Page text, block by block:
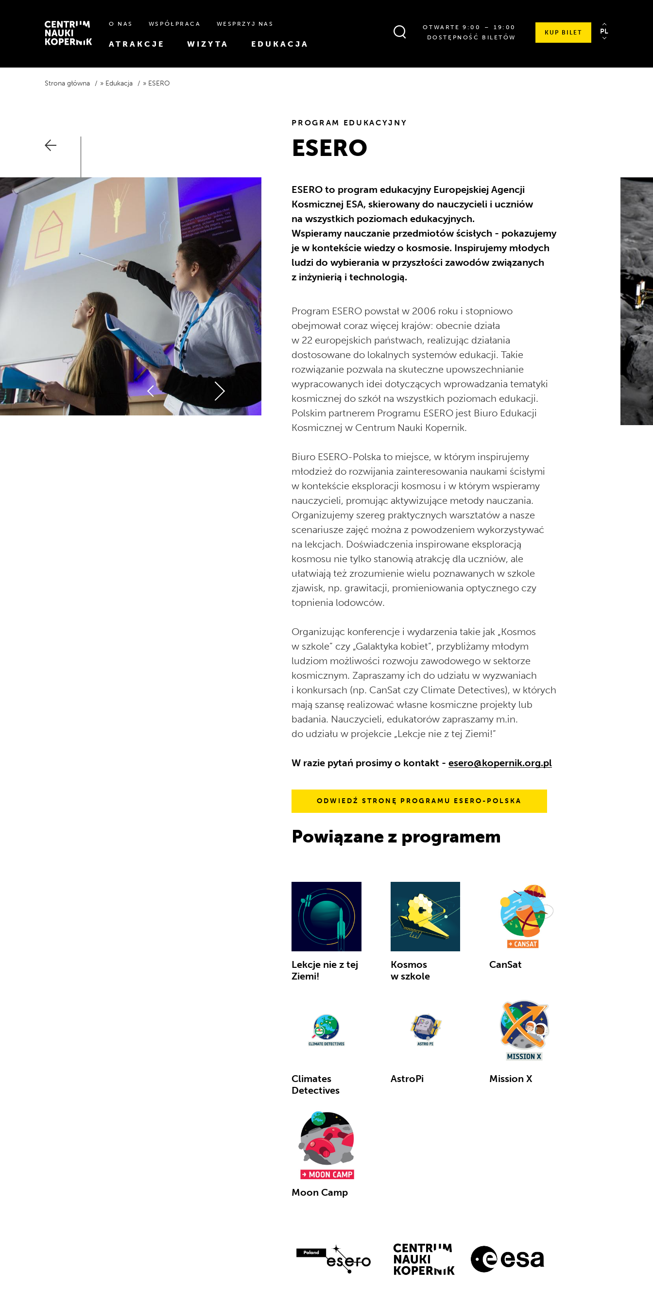
PL
O NAS WSPÓŁPRACA WESPRZYJ NAS
ATRAKCJE WIZYTA EDUKACJA
OTWARTE
OD
GODZINY
9:00
9 :00 ⁠–⁠ 19 :00
SZCZEGÓŁOWE
DOSTĘPNOŚĆ BILETÓW
KUP BILET
Strona główna Edukacja ESERO
PROGRAM EDUKACYJNY
ESERO
ESERO to program edukacyjny Europejskiej Agencji
Kosmicznej ESA, skierowany do nauczycieli i uczniów
na wszystkich poziomach edukacyjnych.
Wspieramy nauczanie przedmiotów ścisłych - pokazujemy
je w kontekście wiedzy o kosmosie. Inspirujemy młodych
ludzi do wybierania w przyszłości zawodów związanych
z inżynierią i technologią.
Program ESERO powstał w 2006 roku i stopniowo
obejmował coraz więcej krajów: obecnie działa
w 22 europejskich państwach, realizując działania
dostosowane do lokalnych systemów edukacji. Takie
rozwiązanie pozwala na skuteczne upowszechnianie
wypracowanych idei dotyczących wprowadzania tematyki
kosmicznej do szkół na wszystkich poziomach edukacji.
Polskim partnerem Programu ESERO jest Biuro Edukacji
Kosmicznej w Centrum Nauki Kopernik.
Biuro ESERO-Polska to miejsce, w którym inspirujemy
młodzież do rozwijania zainteresowania naukami ścisłymi
w kontekście eksploracji kosmosu i w którym wspieramy
nauczycieli, promując aktywizujące metody nauczania.
Organizujemy szereg praktycznych warsztatów a nasze
scenariusze zajęć można z powodzeniem wykorzystywać
na lekcjach. Doświadczenia inspirowane eksploracją
kosmosu nie tylko stanowią atrakcję dla uczniów, ale
ułatwiają też zrozumienie wielu poznawanych w szkole
zjawisk, np. grawitacji, promieniowania optycznego czy
topnienia lodowców.
Organizując konferencje i wydarzenia takie jak „Kosmos
w szkole” czy „Galaktyka kobiet”, przybliżamy młodym
ludziom możliwości rozwoju zawodowego w sektorze
kosmicznym. Zapraszamy ich do udziału w wyzwaniach
i konkursach (np. CanSat czy Climate Detectives), w których
mają szansę realizować własne kosmiczne projekty lub
badania. Nauczycieli, edukatorów zapraszamy m.in.
do udziału w projekcie „Lekcje nie z tej Ziemi!”
W razie pytań prosimy o kontakt -esero@kopernik.org.pl
ODWIEDŹ STRONĘ PROGRAMU ESERO-POLSKA
Powiązane z programem
Lekcje nie z tej
Ziemi!
Kosmos
w szkole
CanSat
Climates
Detectives
AstroPi Mission X
Moon Camp